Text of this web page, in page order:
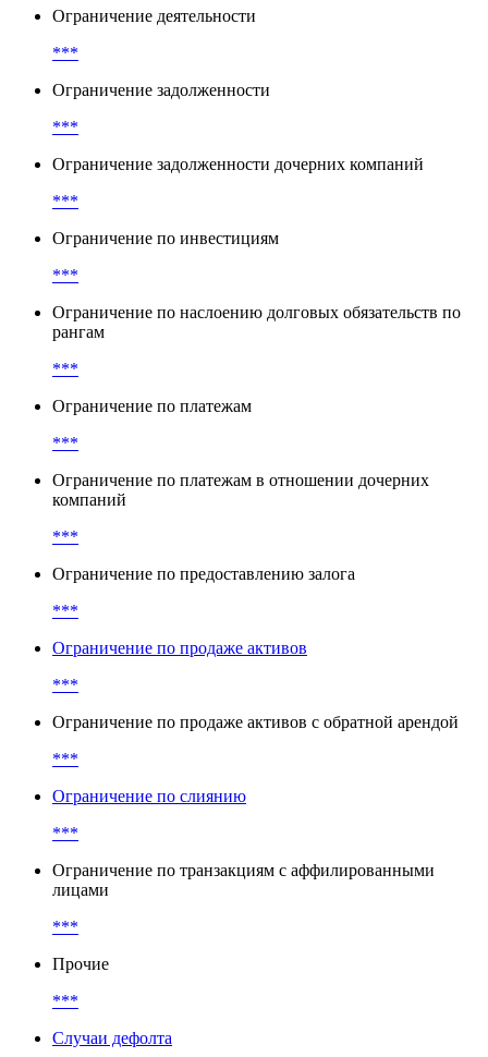
Ограничение деятельности
***
Ограничение задолженности
***
Ограничение задолженности дочерних компаний
***
Ограничение по инвестициям
***
Ограничение по наслоению долговых обязательств по
рангам
***
Ограничение по платежам
***
Ограничение по платежам в отношении дочерних
компаний
***
Ограничение по предоставлению залога
***
Ограничение по продаже активов
***
Ограничение по продаже активов с обратной арендой
***
Ограничение по слиянию
***
Ограничение по транзакциям с аффилированными
лицами
***
Прочие
***
Случаи дефолта